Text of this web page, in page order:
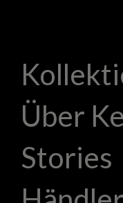
Über
Stories